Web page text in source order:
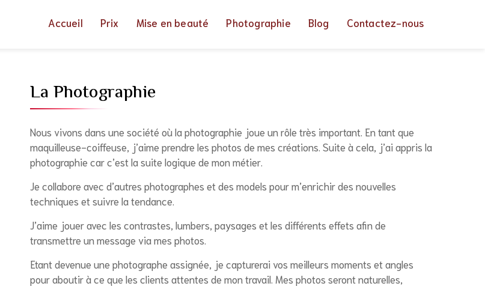
Accueil Prix Mise en beauté Photographie Blog Contactez-nous
La Photographie
Nous vivons dans une société où la photographie joue un rôle très important. En tant que
maquilleuse-coiffeuse, j’aime prendre les photos de mes créations. Suite à cela, j’ai appris la
photographie car c’est la suite logique de mon métier.
Je collabore avec d’autres photographes et des models pour m’enrichir des nouvelles
techniques et suivre la tendance.
J’aime jouer avec les contrastes, lumbers, paysages et les différents effets afin de
transmettre un message via mes photos.
Etant devenue une photographe assignée, je capturerai vos meilleurs moments et angles
pour aboutir à ce que les clients attentes de mon travail. Mes photos seront naturelles,